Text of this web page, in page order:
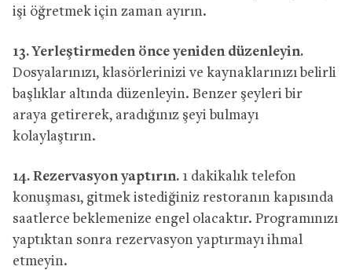
işi öğretmek için zaman ayırın.
13.Yerleştirmeden önce yeniden düzenleyin.
Dosyalarınızı, klasörlerinizi ve kaynaklarınızı belirli
başlıklar altında düzenleyin. Benzer şeyleri bir
araya getirerek, aradığınız şeyi bulmayı
kolaylaştırın.
14. Rezervasyon yaptırın. 1 dakikalık telefon
konuşması, gitmek istediğiniz restoranın kapısında
saatlerce beklemenize engel olacaktır. Programınızı
yaptıktan sonra rezervasyon yaptırmayı ihmal
etmeyin.